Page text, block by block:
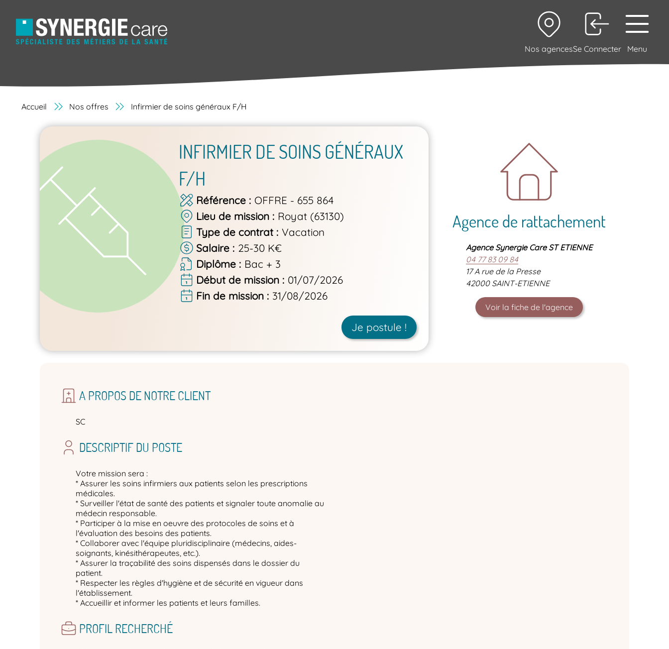
Nos agencesSe Connecter Menu
Accueil Nos offres Infirmier de soins généraux F/H
INFIRMIER DE SOINS GÉNÉRAUX
F/H
Référence
OFFRE - 655 864
Lieu de mission
Royat (63130)
Type de contrat
Vacation
Salaire
25-30 K€
Diplôme
Bac + 3
Début de mission
01/07/2026
Fin de mission
31/08/2026
Je postule !
Agence de rattachement
Agence Synergie Care ST ETIENNE
04 77 83 09 84
17 A rue de la Presse
42000 SAINT-ETIENNE
Voir la fiche de l'agence
A PROPOS DE NOTRE CLIENT
SC
DESCRIPTIF DU POSTE
Votre mission sera :
* Assurer les soins infirmiers aux patients selon les prescriptions
médicales.
* Surveiller l'état de santé des patients et signaler toute anomalie au
médecin responsable.
* Participer à la mise en oeuvre des protocoles de soins et à
l'évaluation des besoins des patients.
* Collaborer avec l'équipe pluridisciplinaire (médecins, aides-
soignants, kinésithérapeutes, etc.).
* Assurer la traçabilité des soins dispensés dans le dossier du
patient.
* Respecter les règles d'hygiène et de sécurité en vigueur dans
l'établissement.
* Accueillir et informer les patients et leurs familles.
PROFIL RECHERCHÉ